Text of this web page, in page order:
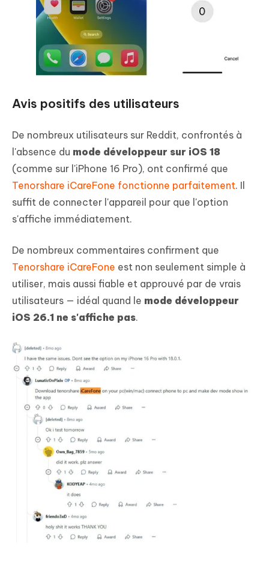
Avis positifs des utilisateurs
De nombreux utilisateurs sur Reddit, confrontés à
l'absence du mode développeur sur iOS 18
(comme sur l'iPhone 16 Pro), ont confirmé que
Tenorshare iCareFone fonctionne parfaitement. Il
suffit de connecter l'appareil pour que l'option
s'affiche immédiatement.
De nombreux commentaires confirment que
Tenorshare iCareFone est non seulement simple à
utiliser, mais aussi fiable et approuvé par de vrais
utilisateurs — idéal quand le mode développeur
iOS 26.1 ne s'affiche pas.